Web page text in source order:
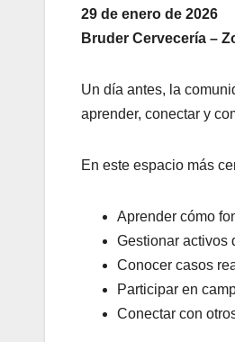
29 de enero de 2026
Bruder Cervecería –
Un día antes, la
aprender, conectar y
En este espacio más
Aprender cómo
Gestionar activos
Conocer casos
Participar en
Conectar con